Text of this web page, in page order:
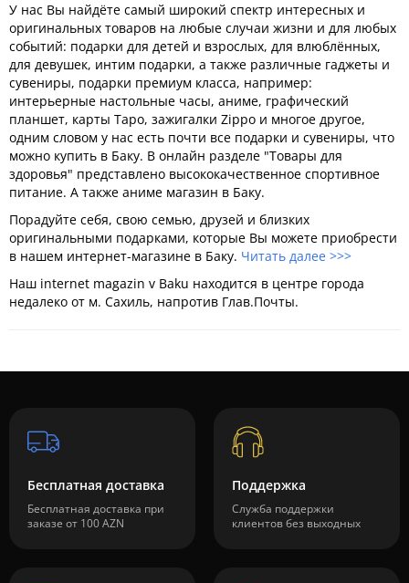
У нас Вы найдёте самый широкий спектр интересных и
оригинальных товаров на любые случаи жизни и для любых
событий: подарки для детей и взрослых, для влюблённых,
для девушек, интим подарки, а также различные гаджеты и
сувениры, подарки премиум класса, например:
интерьерные настольные часы, аниме, графический
планшет, карты Таро, зажигалки Zippo и многое другое,
одним словом у нас есть почти все подарки и сувениры, что
можно купить в Баку. В онлайн разделе "Товары для
здоровья" представлено высококачественное спортивное
питание. А также аниме магазин в Баку.
Порадуйте себя, свою семью, друзей и близких
оригинальными подарками, которые Вы можете приобрести
в нашем интернет-магазине в Баку. Читать далее >>>
Наш internet magazin v Baku находится в центре города
недалеко от м. Сахиль, напротив Глав.Почты.
Бесплатная доставка
Бесплатная доставка при
заказе от 100 AZN
Поддержка
Служба поддержки
клиентов без выходных